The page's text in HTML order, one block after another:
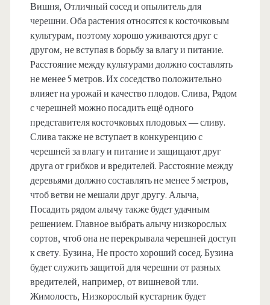
Вишня, Отличный сосед и опылитель для
черешни. Оба растения относятся к косточковым
культурам, поэтому хорошо уживаются друг с
другом, не вступая в борьбу за влагу и питание.
Расстояние между культурами должно составлять
не менее 5 метров. Их соседство положительно
влияет на урожай и качество плодов. Слива, Рядом
с черешней можно посадить ещё одного
представителя косточковых плодовых — сливу.
Слива также не вступает в конкуренцию с
черешней за влагу и питание и защищают друг
друга от грибков и вредителей. Расстояние между
деревьями должно составлять не менее 5 метров,
чтоб ветви не мешали друг другу. Алыча,
Посадить рядом алычу также будет удачным
решением. Главное выбрать алычу низкорослых
сортов, чтоб она не перекрывала черешней доступ
к свету. Бузина, Не просто хороший сосед. Бузина
будет служить защитой для черешни от разных
вредителей, например, от вишневой тли.
Жимолость, Низкорослый кустарник будет